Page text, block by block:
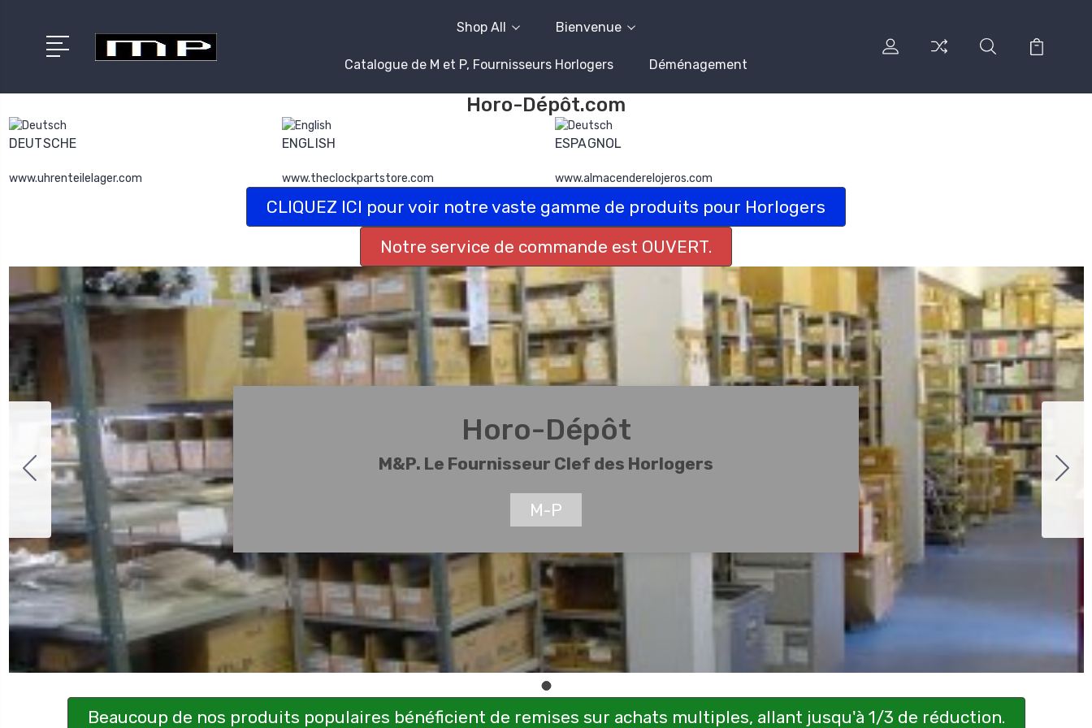
Shop All Bienvenue
Catalogue de M et P, Fournisseurs Horlogers Déménagement
Horo-Dépôt.com
DEUTSCHE
www.uhrenteilelager.com
ENGLISH
www.theclockpartstore.com
ESPAGNOL
www.almacenderelojeros.com
CLIQUEZ ICI pour voir notre vaste gamme de produits pour Horlogers
Notre service de commande est OUVERT.
Horo-Dépôt
M&P. Le Fournisseur Clef des Horlogers
M-P
Beaucoup de nos produits populaires bénéficient de remises sur achats multiples, allant jusqu'à 1/3 de réduction.